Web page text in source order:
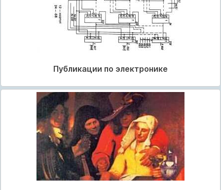
Публикации по электронике